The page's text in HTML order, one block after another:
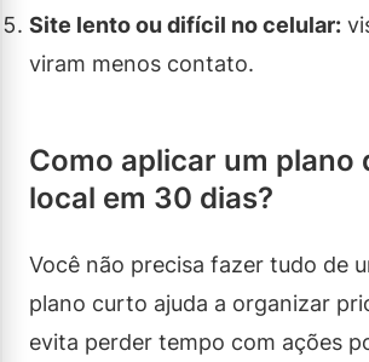
Site lento ou difícil no celular:
viram menos contato.
Como aplicar um plano
local em 30 dias?
Você não precisa fazer tudo de
plano curto ajuda a organizar
evita perder tempo com ações